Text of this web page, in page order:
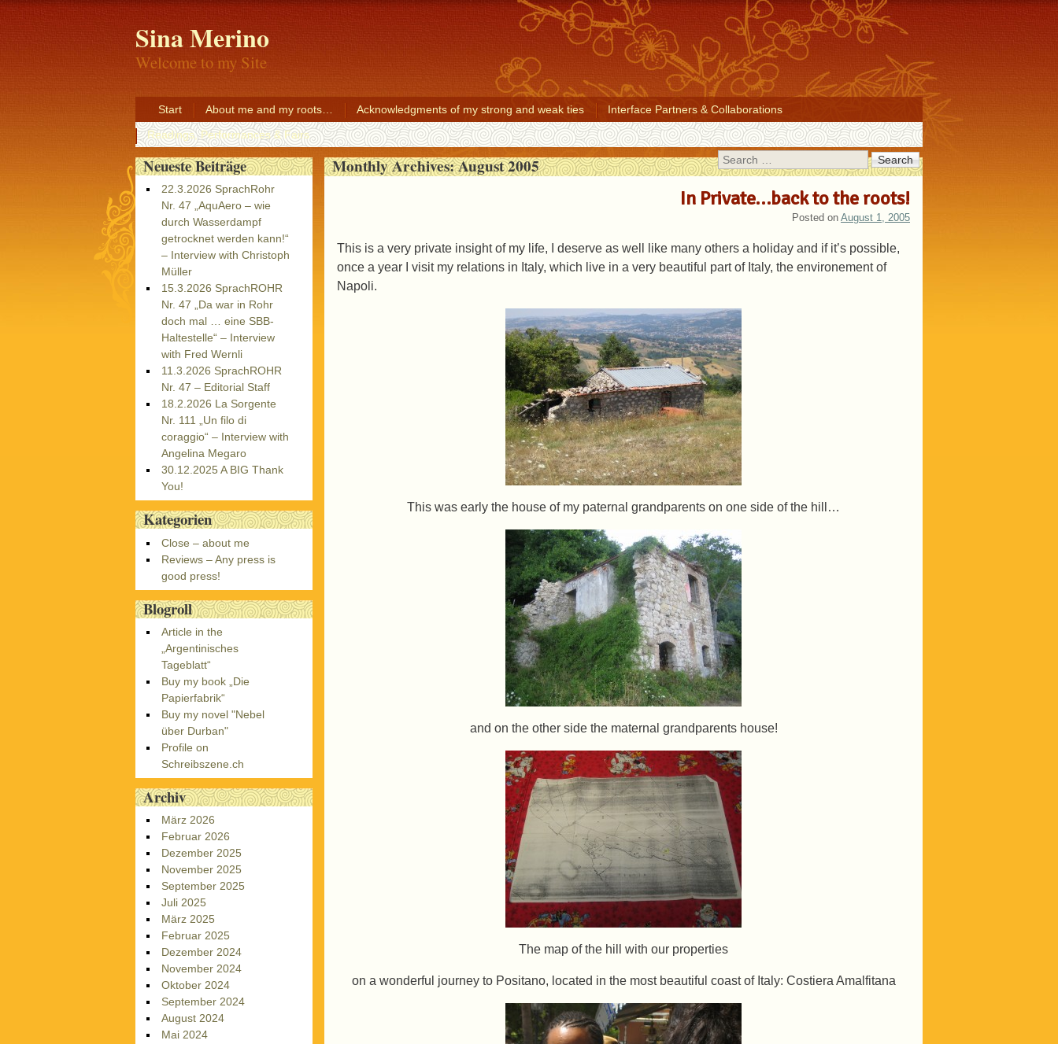
Sina Merino
Welcome to my Site
Start About me and my roots… Acknowledgments of my strong and weak ties
Interface Partners & Collaborations
Readings, Performances & Fairs
Search
Monthly Archives:August 2005
In Private…back to the roots!
Posted on August 1, 2005
This is a very private insight of my life, I deserve as well like many others a holiday and if it’s possible,
once a year I visit my relations in Italy, which live in a very beautiful part of Italy, the environement of
Napoli.
This was early the house of my paternal grandparents on one side of the hill…
and on the other side the maternal grandparents house!
The map of the hill with our properties
on a wonderful journey to Positano, located in the most beautiful coast of Italy: Costiera Amalfitana
Neueste Beiträge
22.3.2026 SprachRohr
Nr. 47 „AquAero – wie
durch Wasserdampf
getrocknet werden kann!“
– Interview with Christoph
Müller
15.3.2026 SprachROHR
Nr. 47 „Da war in Rohr
doch mal … eine SBB-
Haltestelle“ – Interview
with Fred Wernli
11.3.2026 SprachROHR
Nr. 47 – Editorial Staff
18.2.2026 La Sorgente
Nr. 111 „Un filo di
coraggio“ – Interview with
Angelina Megaro
30.12.2025 A BIG Thank
You!
Kategorien
Close – about me
Reviews – Any press is
good press!
Blogroll
Article in the
„Argentinisches
Tageblatt“
Buy my book „Die
Papierfabrik“
Buy my novel "Nebel
über Durban"
Profile on
Schreibszene.ch
Archiv
März 2026
Februar 2026
Dezember 2025
November 2025
September 2025
Juli 2025
März 2025
Februar 2025
Dezember 2024
November 2024
Oktober 2024
September 2024
August 2024
Mai 2024